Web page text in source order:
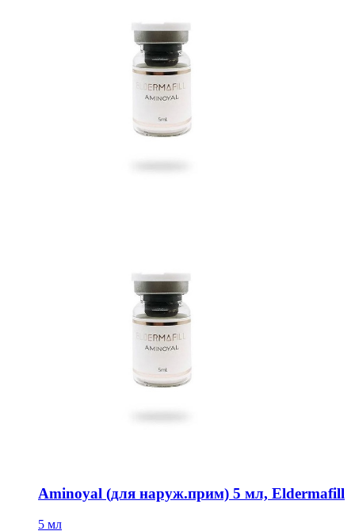
Aminoyal (для наруж.прим) 5 мл, Eldermafill
5 мл